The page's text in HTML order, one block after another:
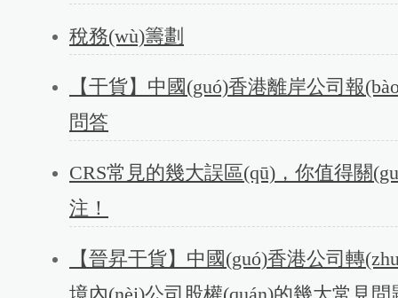
稅務(wù)籌劃
【干貨】中國(guó)香港離岸公司報
問答
CRS常見的幾大誤區(qū)，你值得關
注！
【晉昇干貨】中國(guó)香港公司轉